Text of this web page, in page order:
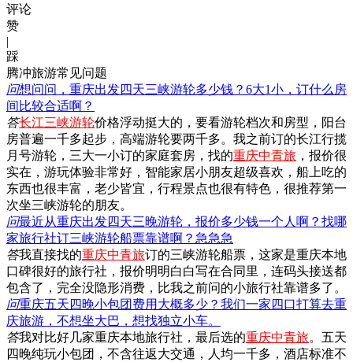
评论
赞
|
踩
腾冲旅游常见问题
问想问问，重庆出发四天三峡游轮多少钱？6大1小，订什么房
间比较合适啊？
答长江三峡游轮价格浮动挺大的，要看游轮档次和房型，阳台
房普遍一千多起步，高端游轮要两千多。我之前订的长江行揽
月号游轮，三大一小订的家庭套房，找的重庆中青旅 ，报价很
实在，游玩体验非常好，智能家居小朋友超级喜欢，船上吃的
东西也很丰富，老少皆宜，行程景点也很有特色，很推荐第一
次坐三峡游轮的朋友。
问最近从重庆出发四天三晚游轮，报价多少钱一个人啊？找哪
家旅行社订三峡游轮船票靠谱啊？急急急
答我直接找的重庆中青旅订的三峡游轮船票，这家是重庆本地
口碑很好的旅行社，报价明明白白写在合同里，连码头接送都
包含了，完全没隐形消费，比我之前问的小旅行社靠谱多了。
问重庆五天四晚小包团费用大概多少？我们一家四口打算去重
庆旅游，不想坐大巴，想找独立小车。
答我对比好几家重庆本地旅行社，最后选的重庆中青旅。五天
四晚纯玩小包团，不含往返大交通，人均一千多，酒店标准不